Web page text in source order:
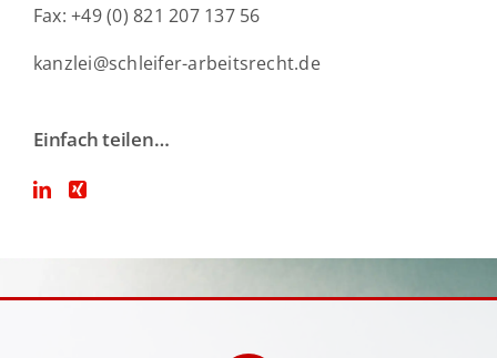
Fax: +49 (0) 821 207 137 56
kanzlei@schleifer-arbeitsrecht.de
Einfach teilen…